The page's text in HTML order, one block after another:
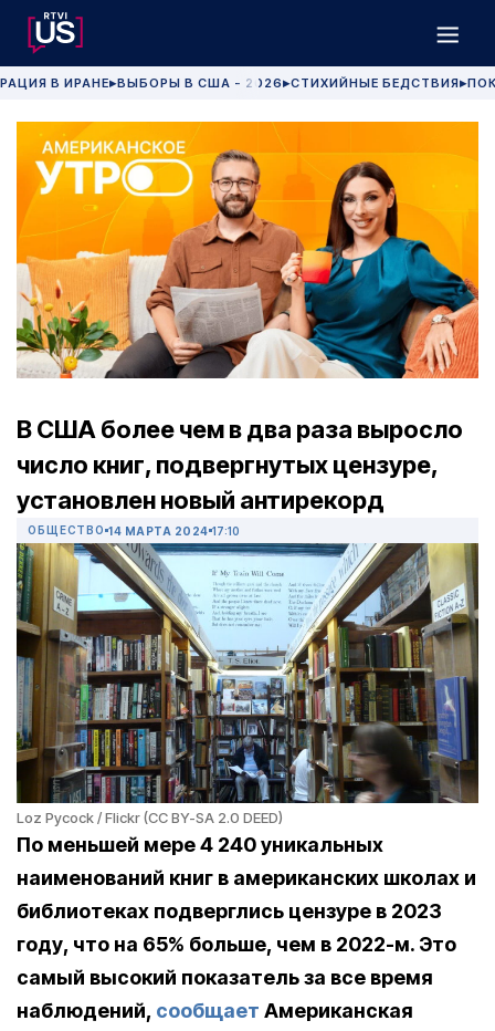
В ИРАНЕ▶ВЫБОРЫ В США - 2026 ▶СТИХИЙНЫЕ БЕДСТВИЯ▶
В США более чем в два раза выросло
число книг, подвергнутых цензуре,
установлен новый антирекорд
ОБЩЕСТВО 14 МАРТА 2024 17:10
Loz Pycock / Flickr (CC BY-SA 2.0 DEED)
По меньшей мере 4 240 уникальных
наименований книг в американских школах и
библиотеках подверглись цензуре в 2023
году, что на 65% больше, чем в 2022-м. Это
самый высокий показатель за все время
наблюдений, сообщает Американская